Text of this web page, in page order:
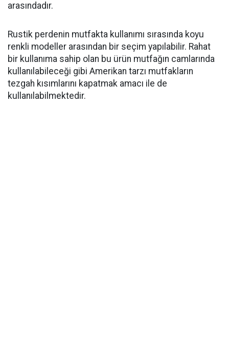
arasındadır.
Rustik perdenin mutfakta kullanımı sırasında koyu
renkli modeller arasından bir seçim yapılabilir. Rahat
bir kullanıma sahip olan bu ürün mutfağın camlarında
kullanılabileceği gibi Amerikan tarzı mutfakların
tezgah kısımlarını kapatmak amacı ile de
kullanılabilmektedir.